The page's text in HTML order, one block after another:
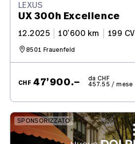
LEXUS
UX 300h Excellence
12.2025 10’600 km 199 CV
8501 Frauenfeld
CHF 47’900.– da CHF
457.55 / mese
SPONSORIZZATO